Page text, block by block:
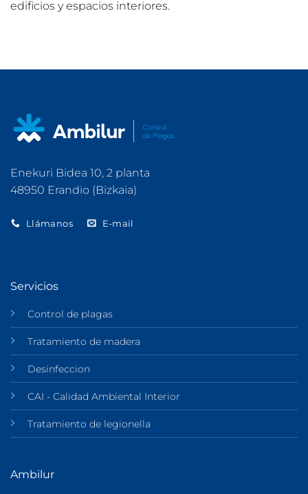
edificios y espacios interiores.
Enekuri Bidea 10, 2 planta
48950 Erandio (Bizkaia)
Llámanos E-mail
Servicios
Control de plagas
Tratamiento de madera
Desinfeccion
CAI - Calidad Ambiental Interior
Tratamiento de legionella
Ambilur